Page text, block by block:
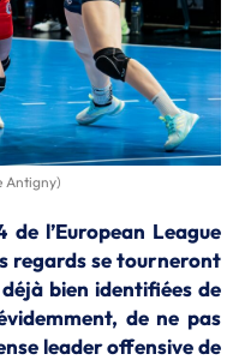
Antigny)
l’European League
regards se tourneront
bien identifiées de
de ne pas
leader offensive de